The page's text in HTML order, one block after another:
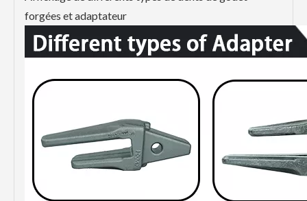
forgées et adaptateur